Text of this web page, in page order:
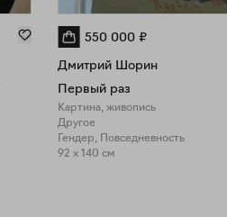
550 000 ₽
Дмитрий Шорин
Первый раз
Картина, живопись
Другое
Гендер, Повседневность
92 x 140 см